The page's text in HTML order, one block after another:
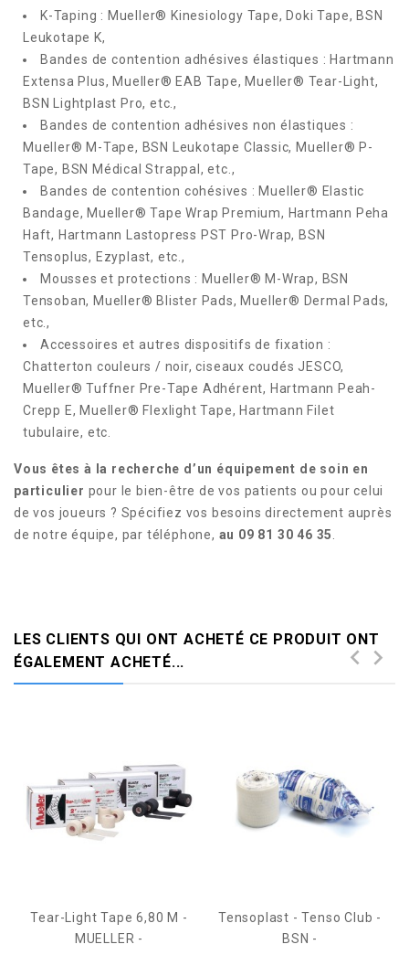
K-Taping : Mueller® Kinesiology Tape, Doki Tape, BSN
Leukotape K,
Bandes de contention adhésives élastiques : Hartmann
Extensa Plus, Mueller® EAB Tape, Mueller® Tear-Light,
BSN Lightplast Pro, etc.,
Bandes de contention adhésives non élastiques :
Mueller® M-Tape, BSN Leukotape Classic, Mueller® P-
Tape, BSN Médical Strappal, etc.,
Bandes de contention cohésives : Mueller® Elastic
Bandage, Mueller® Tape Wrap Premium, Hartmann Peha
Haft, Hartmann Lastopress PST Pro-Wrap, BSN
Tensoplus, Ezyplast, etc.,
Mousses et protections : Mueller® M-Wrap, BSN
Tensoban, Mueller® Blister Pads, Mueller® Dermal Pads,
etc.,
Accessoires et autres dispositifs de fixation :
Chatterton couleurs / noir, ciseaux coudés JESCO,
Mueller® Tuffner Pre-Tape Adhérent, Hartmann Peah-
Crepp E, Mueller® Flexlight Tape, Hartmann Filet
tubulaire, etc.
Vous êtes à la recherche d’un équipement de soin en
particulier pour le bien-être de vos patients ou pour celui
de vos joueurs ? Spécifiez vos besoins directement auprès
de notre équipe, par téléphone, au 09 81 30 46 35
LES CLIENTS QUI ONT ACHETÉ CE PRODUIT ONT
ÉGALEMENT ACHETÉ...
Tear-Light Tape 6,80 M -
MUELLER -
Tensoplast - Tenso Club -
BSN -